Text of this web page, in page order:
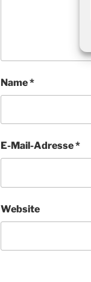
Name*
E-Mail-Adresse*
Website